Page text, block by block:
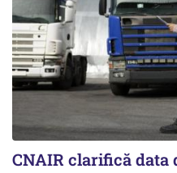
CNAIR clarifică data